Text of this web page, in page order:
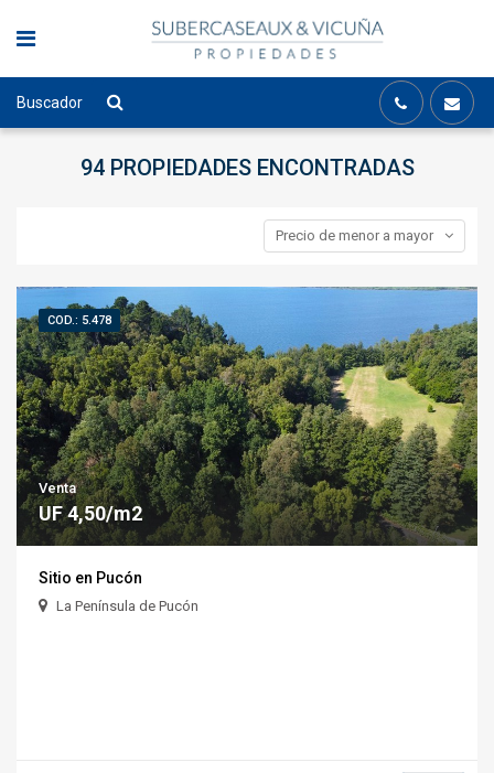
Buscador
94 PROPIEDADES ENCONTRADAS
Precio de menor a mayor
COD.: 5.478
Venta
UF 4,50/m2
Sitio en Pucón
La Península de Pucón